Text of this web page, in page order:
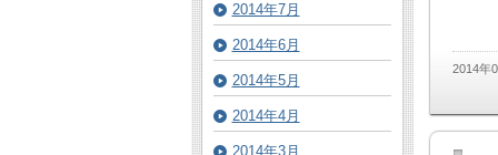
2014年
2014年7月
2014年6月
2014年5月
2014年4月
2014年3月